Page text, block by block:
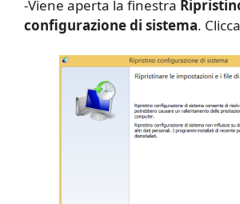
-Viene aperta la finestra
configurazione di sistema.